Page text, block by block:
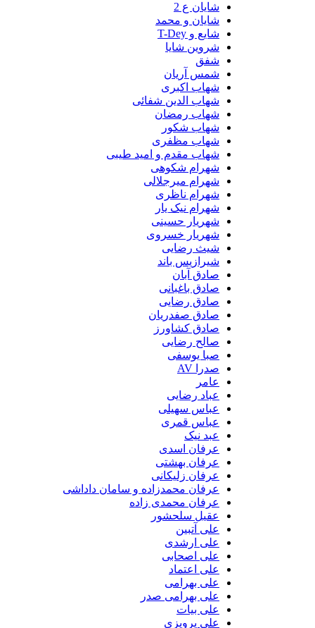
شایان ع 2
شایان و محمد
شایع و T-Dey
شروین شایا
شمس آریان
شهاب اکبری
شهاب الدین شفائی
شهاب رمضان
شهاب شکور
شهاب مظفری
شهاب مقدم و امید طیبی
شهرام شکوهی
شهرام میرجلالی
شهرام ناظری
شهرام نیک یار
شهریار حسینی
شهریار خسروی
شیث رضایی
شیرازیس باند
صادق آبان
صادق باغبانی
صادق رضایی
صادق صفدریان
صادق کشاورز
صالح رضایی
صبا یوسفی
عباد رضایی
عباس سهیلی
عباس قمری
عبد نیک
عرفان اسدی
عرفان بهشتی
عرفان زلیکانی
عرفان محمدزاده و سامان داداشی
عرفان محمدی زاده
عقیل سلحشور
علی آتبین
علی ارشدی
علی اصحابی
علی اعتماد
علی بهرامی
علی بهرامی صدر
علی بیات
علی پرویزی